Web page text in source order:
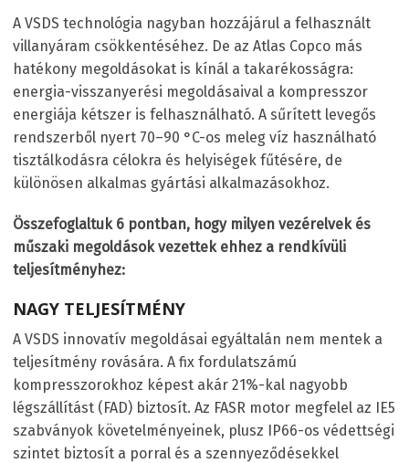
A VSDS technológia nagyban hozzájárul a felhasznált
villanyáram csökkentéséhez. De az Atlas Copco más
hatékony megoldásokat is kínál a takarékosságra:
energia-visszanyerési megoldásaival a kompresszor
energiája kétszer is felhasználható. A sűrített levegős
rendszerből nyert 70–90 °C-os meleg víz használható
tisztálkodásra célokra és helyiségek fűtésére, de
különösen alkalmas gyártási alkalmazásokhoz.
Összefoglaltuk 6 pontban, hogy milyen vezérelvek és
műszaki megoldások vezettek ehhez a rendkívüli
teljesítményhez:
NAGY TELJESÍTMÉNY
A VSDS innovatív megoldásai egyáltalán nem mentek a
teljesítmény rovására. A fix fordulatszámú
kompresszorokhoz képest akár 21%-kal nagyobb
légszállítást (FAD) biztosít. Az FASR motor megfelel az IE5
szabványok követelményeinek, plusz IP66-os védettségi
szintet biztosít a porral és a szennyeződésekkel